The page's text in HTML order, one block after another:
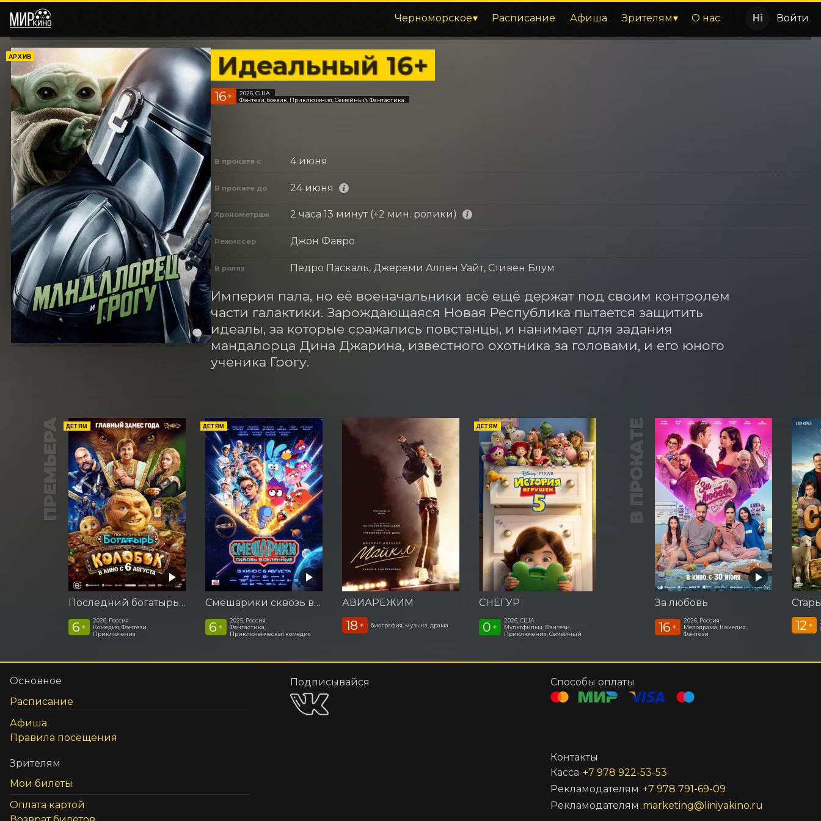
Черноморское Расписание Афиша Зрителям О нас Войти
АРХИВ Идеальный 16+
16 +
2026, США
Фэнтези, боевик, Приключения, Семейный, Фантастика
В прокате с 4 июня
В прокате до 24 июня
Хронометраж 2 часа 13 минут (+2 мин. ролики)
Режиссер Джон Фавро
В ролях Педро Паскаль, Джереми Аллен Уайт, Стивен Блум
Империя пала, но её военачальники всё ещё держат под своим контролем
части галактики. Зарождающаяся Новая Республика пытается защитить
идеалы, за которые сражались повстанцы, и нанимает для задания
мандалорца Дина Джарина, известного охотника за головами, и его юного
ученика Грогу.
ПРЕМЬЕРА ДЕТЯМ
Последний богатырь. Колобок
6 +
2026, Россия
Комедия, Фэнтези,
Приключения
ДЕТЯМ
Смешарики сквозь вселенные
6 +
2025, Россия
Фантастика,
Приключенческая комедия
АВИАРЕЖИМ
18 + биография, музыка, драма
ДЕТЯМ
СНЕГУР
0 +
2026, США
Мультфильм, Фэнтези,
Приключения, Семейный
В ПРОКАТЕ
За любовь
16 +
2026, Россия
Мелодрама, Комедия,
Фэнтези
12 +
Основное
Расписание
Афиша
Правила посещения
Зрителям
Мои билеты
Оплата картой
Подписывайся Способы оплаты
Контакты
Касса +7 978 922-53-53
Рекламодателям +7 978 791-69-09
Рекламодателям marketing@liniyakino.ru